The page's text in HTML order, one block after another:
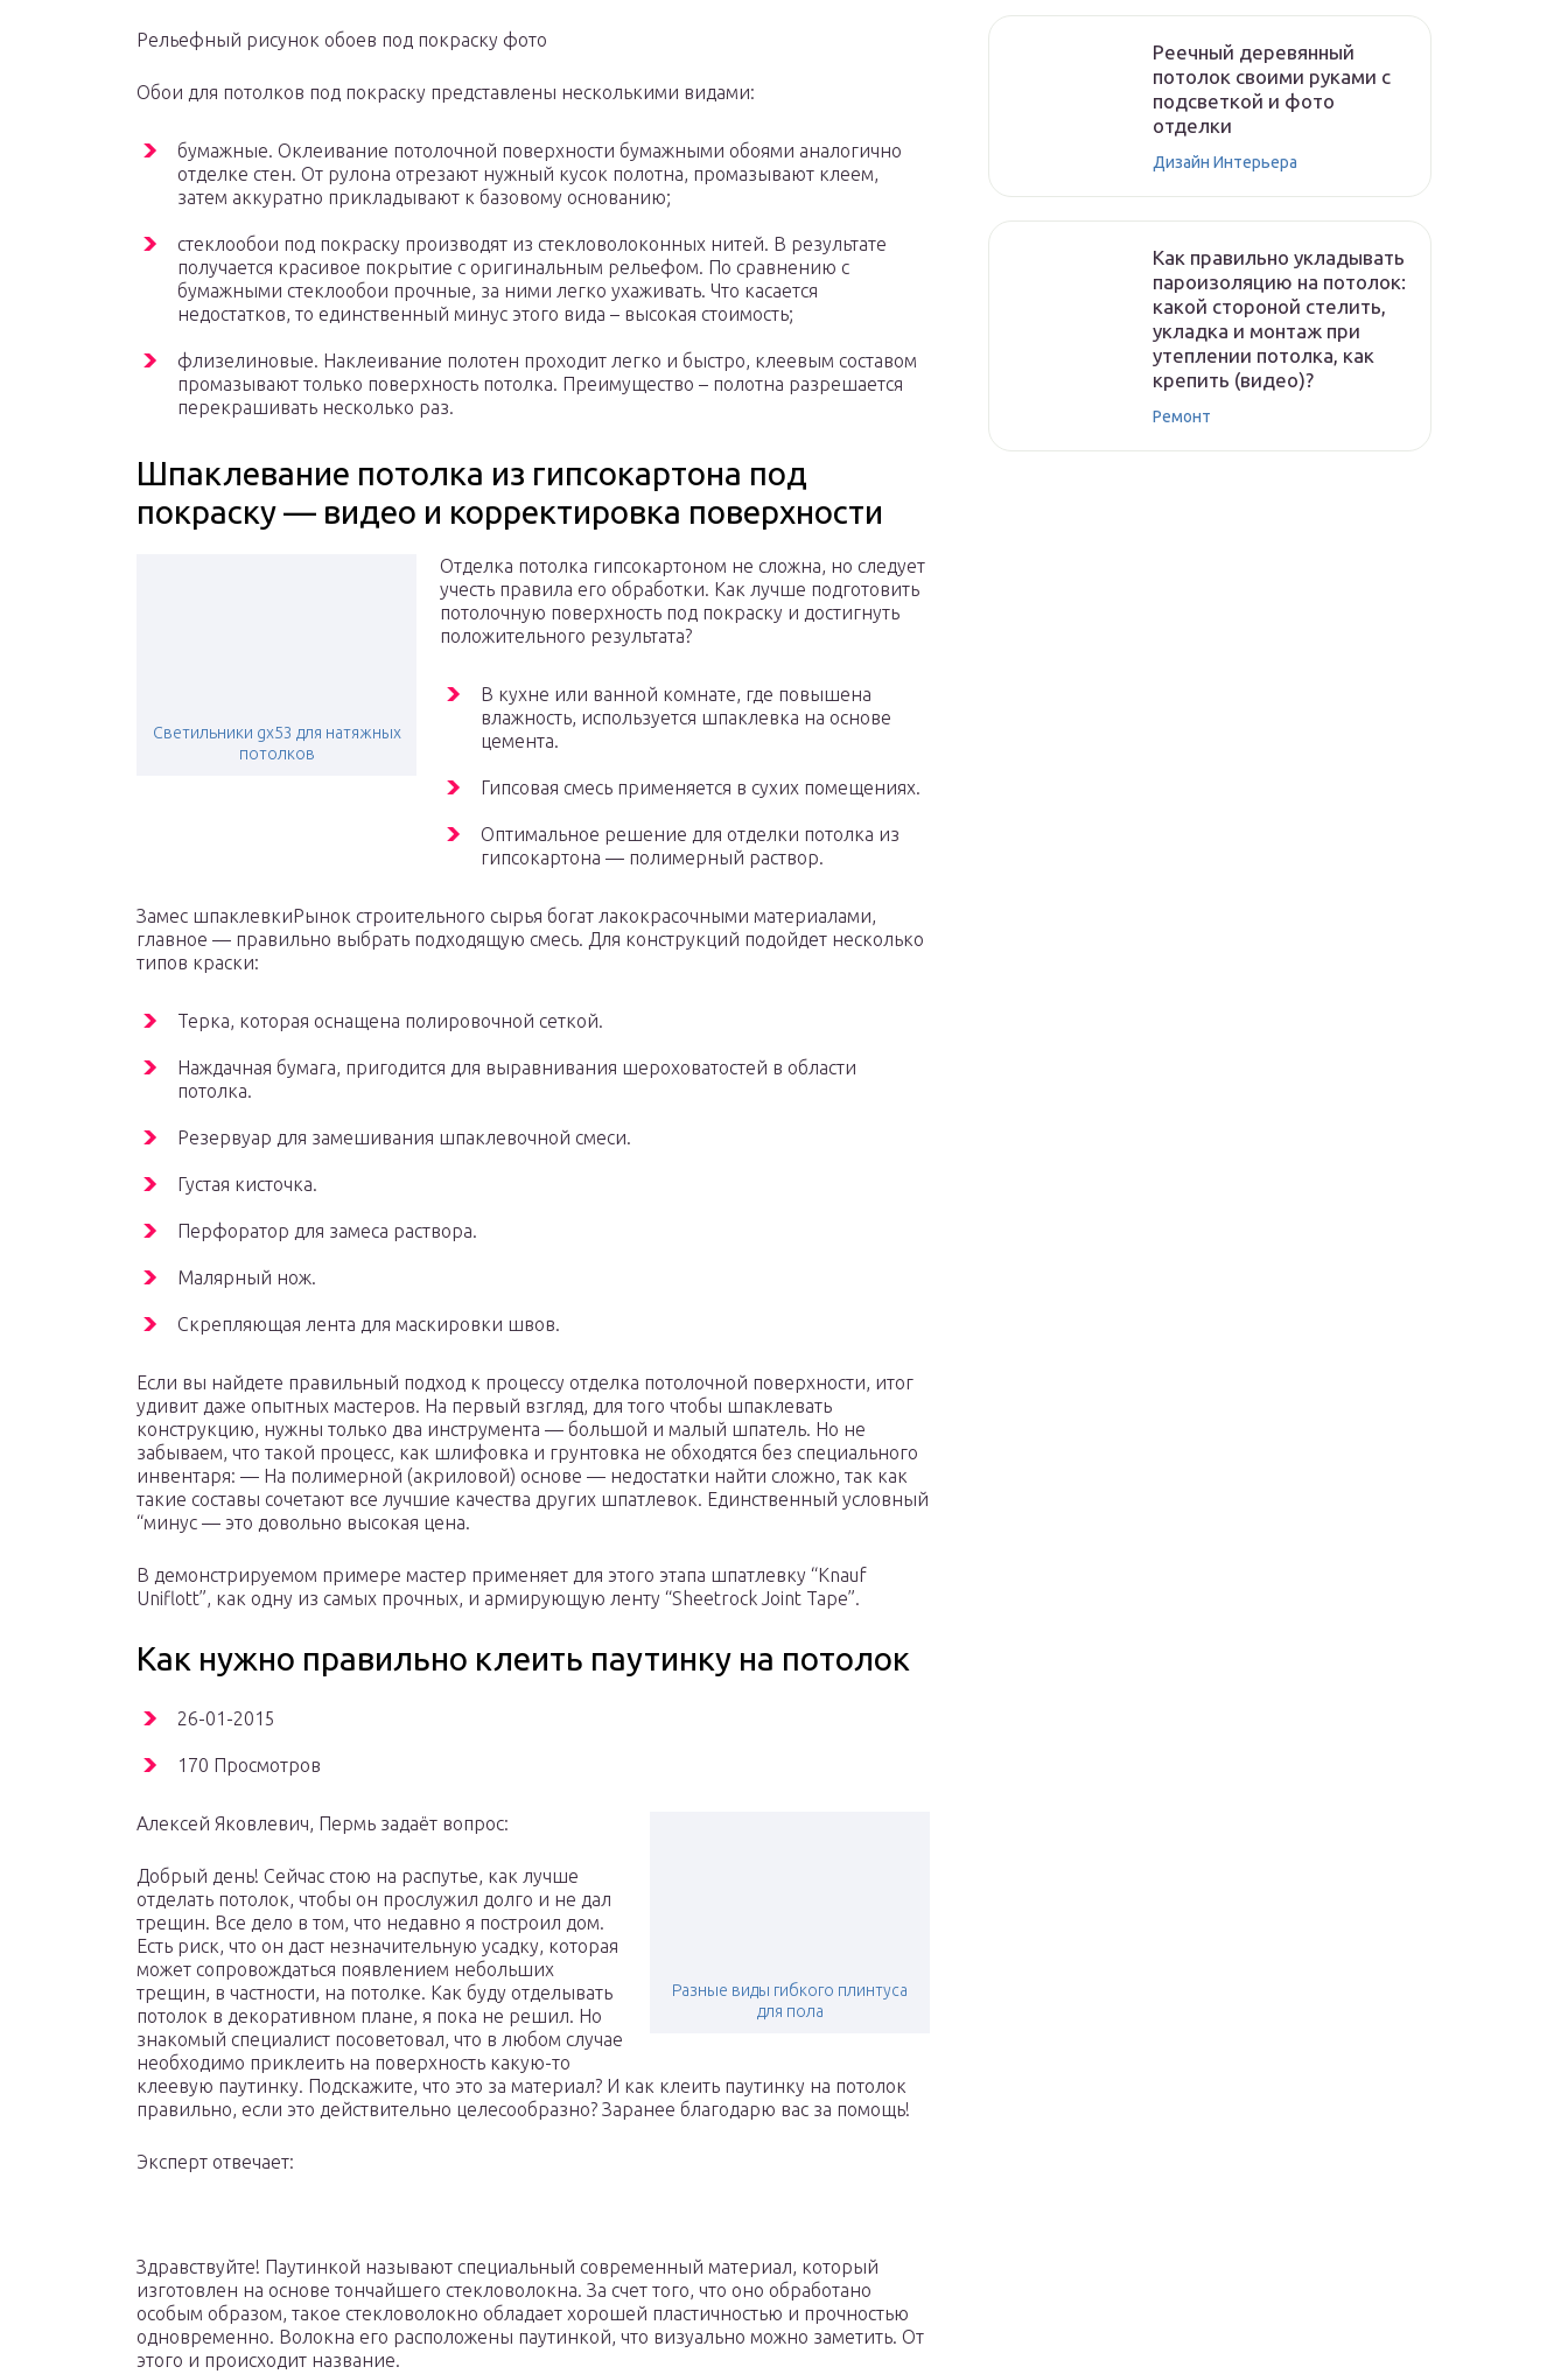
Рельефный рисунок обоев под покраску фото
Обои для потолков под покраску представлены несколькими видами:
бумажные. Оклеивание потолочной поверхности бумажными обоями аналогично
отделке стен. От рулона отрезают нужный кусок полотна, промазывают клеем,
затем аккуратно прикладывают к базовому основанию;
стеклообои под покраску производят из стекловолоконных нитей. В результате
получается красивое покрытие с оригинальным рельефом. По сравнению с
бумажными стеклообои прочные, за ними легко ухаживать. Что касается
недостатков, то единственный минус этого вида – высокая стоимость;
флизелиновые. Наклеивание полотен проходит легко и быстро, клеевым составом
промазывают только поверхность потолка. Преимущество – полотна разрешается
перекрашивать несколько раз.
Шпаклевание потолка из гипсокартона под
покраску — видео и корректировка поверхности
Светильники gx53 для натяжных
потолков
Отделка потолка гипсокартоном не сложна, но следует
учесть правила его обработки. Как лучше подготовить
потолочную поверхность под покраску и достигнуть
положительного результата?
В кухне или ванной комнате, где повышена
влажность, используется шпаклевка на основе
цемента.
Гипсовая смесь применяется в сухих помещениях.
Оптимальное решение для отделки потолка из
гипсокартона — полимерный раствор.
Замес шпаклевкиРынок строительного сырья богат лакокрасочными материалами,
главное — правильно выбрать подходящую смесь. Для конструкций подойдет несколько
типов краски:
Терка, которая оснащена полировочной сеткой.
Наждачная бумага, пригодится для выравнивания шероховатостей в области
потолка.
Резервуар для замешивания шпаклевочной смеси.
Густая кисточка.
Перфоратор для замеса раствора.
Малярный нож.
Скрепляющая лента для маскировки швов.
Если вы найдете правильный подход к процессу отделка потолочной поверхности, итог
удивит даже опытных мастеров. На первый взгляд, для того чтобы шпаклевать
конструкцию, нужны только два инструмента — большой и малый шпатель. Но не
забываем, что такой процесс, как шлифовка и грунтовка не обходятся без специального
инвентаря: — На полимерной (акриловой) основе — недостатки найти сложно, так как
такие составы сочетают все лучшие качества других шпатлевок. Единственный условный
“минус — это довольно высокая цена.
В демонстрируемом примере мастер применяет для этого этапа шпатлевку “Knauf
Uniflott”, как одну из самых прочных, и армирующую ленту “Sheetrock Joint Tape”.
Как нужно правильно клеить паутинку на потолок
26-01-2015
170 Просмотров
Разные виды гибкого плинтуса
для пола
Алексей Яковлевич, Пермь задаёт вопрос:
Добрый день! Сейчас стою на распутье, как лучше
отделать потолок, чтобы он прослужил долго и не дал
трещин. Все дело в том, что недавно я построил дом.
Есть риск, что он даст незначительную усадку, которая
может сопровождаться появлением небольших
трещин, в частности, на потолке. Как буду отделывать
потолок в декоративном плане, я пока не решил. Но
знакомый специалист посоветовал, что в любом случае
необходимо приклеить на поверхность какую-то
клеевую паутинку. Подскажите, что это за материал? И как клеить паутинку на потолок
правильно, если это действительно целесообразно? Заранее благодарю вас за помощь!
Эксперт отвечает:
Здравствуйте! Паутинкой называют специальный современный материал, который
изготовлен на основе тончайшего стекловолокна. За счет того, что оно обработано
особым образом, такое стекловолокно обладает хорошей пластичностью и прочностью
одновременно. Волокна его расположены паутинкой, что визуально можно заметить. От
этого и происходит название.
Реечный деревянный
потолок своими руками с
подсветкой и фото
отделки
Дизайн Интерьера
Как правильно укладывать
пароизоляцию на потолок:
какой стороной стелить,
укладка и монтаж при
утеплении потолка, как
крепить (видео)?
Ремонт